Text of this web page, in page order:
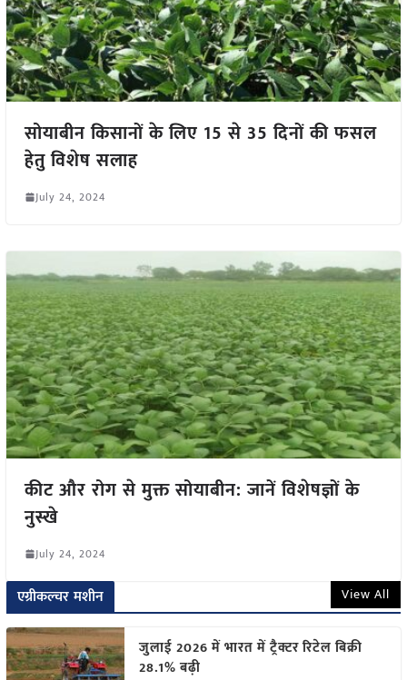
सोयाबीन किसानों के लिए 15 से 35 दिनों की फसल
हेतु विशेष सलाह
July 24, 2024
कीट और रोग से मुक्त सोयाबीन: जानें विशेषज्ञों के
नुस्खे
July 24, 2024
एग्रीकल्चर मशीन View All
जुलाई 2026 में भारत में ट्रैक्टर रिटेल बिक्री
28.1% बढ़ी